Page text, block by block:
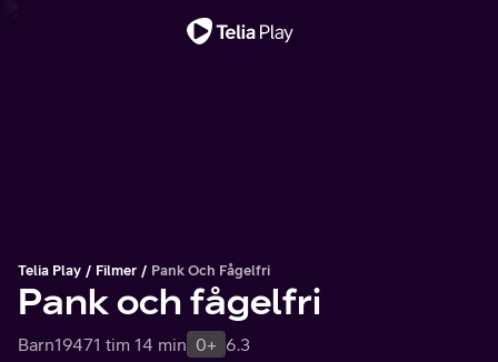
Telia Play Filmer Pank Och Fågelfri
Pank och fågelfri
Barn19471 tim 14 min 0+ 6.3